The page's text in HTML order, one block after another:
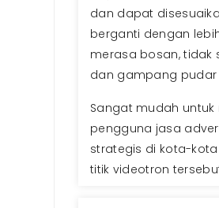
dan dapat
berganti dengan
merasa bosan, tidak
dan gampang pudar
Sangat mudah
pengguna jasa
strategis di kota-
titik videotron